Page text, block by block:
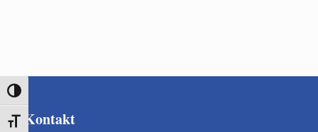
Umschalten auf hohe Kontraste
Schrift vergrößern
Kontakt